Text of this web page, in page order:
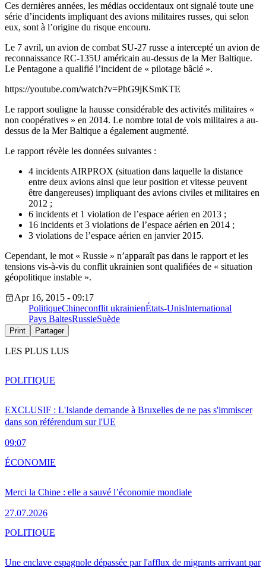
Ces dernières années, les médias occidentaux ont signalé toute une
série d’incidents impliquant des avions militaires russes, qui selon
eux, sont à l’origine du risque encouru.
Le 7 avril, un avion de combat SU-27 russe a intercepté un avion de
reconnaissance RC-135U américain au-dessus de la Mer Baltique.
Le Pentagone a qualifié l’incident de « pilotage bâclé ».
https://youtube.com/watch?v=PhG9jKSmKTE
Le rapport souligne la hausse considérable des activités militaires «
non coopératives » en 2014. Le nombre total de vols militaires a au-
dessus de la Mer Baltique a également augmenté.
Le rapport révèle les données suivantes :
4 incidents AIRPROX (situation dans laquelle la distance
entre deux avions ainsi que leur position et vitesse peuvent
être dangereuses) impliquant des avions civiles et militaires en
2012 ;
6 incidents et 1 violation de l’espace aérien en 2013 ;
16 incidents et 3 violations de l’espace aérien en 2014 ;
3 violations de l’espace aérien en janvier 2015.
Cependant, le mot « Russie » n’apparaît pas dans le rapport et les
tensions vis-à-vis du conflit ukrainien sont qualifiées de « situation
géopolitique instable ».
Apr 16, 2015 - 09:17
PolitiqueChineconflit ukrainienÉtats-UnisInternational
Pays BaltesRussieSuède
Print Partager
LES PLUS LUS
EXCLUSIF : L'Islande demande à Bruxelles de ne pas s'immiscer
dans son référendum sur l'UE
09:07
POLITIQUE
Merci la Chine : elle a sauvé l’économie mondiale
27.07.2026
ÉCONOMIE
Une enclave espagnole dépassée par l'afflux de migrants arrivant par
POLITIQUE